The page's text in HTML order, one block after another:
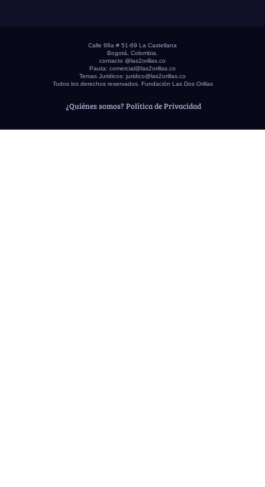
Calle 98a # 51-69 La Castellana
Bogotá, Colombia.
contacto @las2orillas.co
Pauta: comercial@las2orillas.co
Temas Juridicos: juridico@las2orillas.co
Todos los derechos reservados. Fundación Las Dos Orillas
¿Quiénes somos? Política de Privacidad